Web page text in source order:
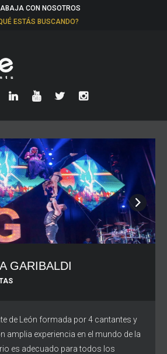
CON NOSOTROS
ESTÁS BUSCANDO?
GARIBALDI
de León formada por 4 cantantes y
amplia experiencia en el mundo de la
es adecuado para todos los